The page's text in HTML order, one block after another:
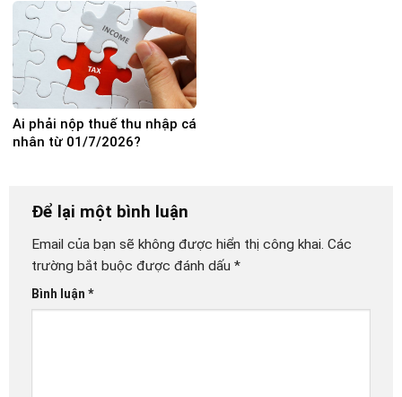
Ai phải nộp thuế thu nhập cá
nhân từ 01/7/2026?
Để lại một bình luận
Email của bạn sẽ không được hiển thị công khai. Các
trường bắt buộc được đánh dấu *
Bình luận *